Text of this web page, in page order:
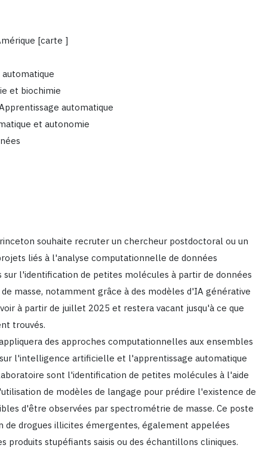
[carte ]
et biochimie
automatique
et autonomie
souhaite recruter un chercheur postdoctoral ou un
liés à l'analyse computationnelle de données
sur l'identification de petites molécules à partir de données
masse, notamment grâce à des modèles d'IA générative
à partir de juillet 2025 et restera vacant jusqu'à ce que
trouvés.
des approches computationnelles aux ensembles
l'intelligence artificielle et l'apprentissage automatique
sont l'identification de petites molécules à l'aide
de modèles de langage pour prédire l'existence de
d'être observées par spectrométrie de masse. Ce poste
drogues illicites émergentes, également appelées
produits stupéfiants saisis ou des échantillons cliniques.